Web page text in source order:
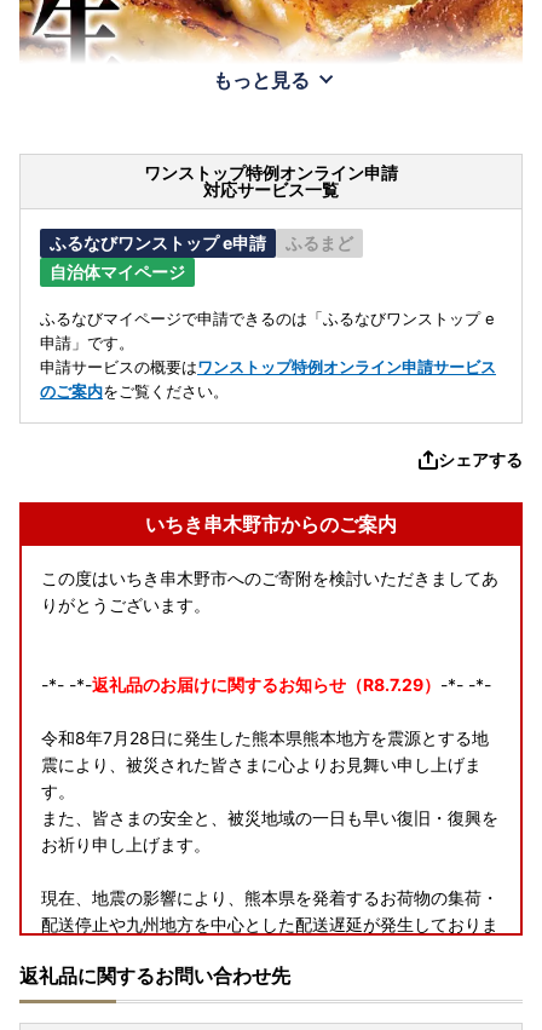
もっと見る
ワンストップ特例オンライン申請
対応サービス一覧
ふるなびワンストップ e申請
ふるまど
自治体マイページ
ふるなびマイページで申請できるのは「ふるなびワンストップ e
申請」です。
申請サービスの概要はワンストップ特例オンライン申請サービス
のご案内をご覧ください。
シェアする
いちき串木野市からのご案内
この度はいちき串木野市へのご寄附を検討いただきましてあ
りがとうございます。
-*- -*-返礼品のお届けに関するお知らせ（R8.7.29） -*- -*-
令和8年7月28日に発生した熊本県熊本地方を震源とする地
震により、被災された皆さまに心よりお見舞い申し上げま
す。
また、皆さまの安全と、被災地域の一日も早い復旧・復興を
お祈り申し上げます。
現在、地震の影響により、熊本県を発着するお荷物の集荷・
配送停止や九州地方を中心とした配送遅延が発生しておりま
お届けまで通常よりお時間をいただく場合がございますの
で、何卒ご理解賜りますようお願い申し上げます。
返礼品に関するお問い合わせ先